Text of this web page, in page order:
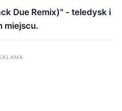
Due Remix)" - teledysk i
miejscu.